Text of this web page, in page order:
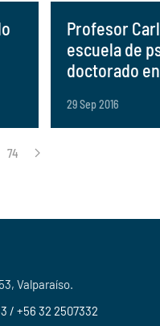
Profesor
escuela de
doctorado
29 Sep 2016
74
Valparaíso.
/ +56 32 2507332